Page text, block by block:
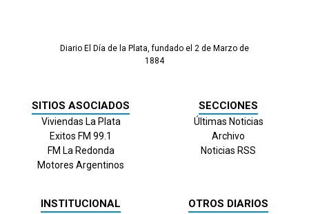
Diario El Día de la Plata, fundado el 2 de Marzo de
1884
SITIOS ASOCIADOS
Viviendas La Plata
Exitos FM 99.1
FM La Redonda
Motores Argentinos
SECCIONES
Últimas Noticias
Archivo
Noticias RSS
INSTITUCIONAL OTROS DIARIOS